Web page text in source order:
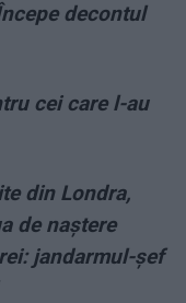
decontul
cei care l-au
din Londra,
de naștere
jandarmul-șef